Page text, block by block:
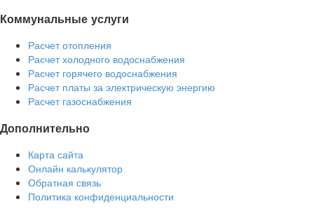
Коммунальные услуги
Расчет отопления
Расчет холодного водоснабжения
Расчет горячего водоснабжения
Расчет платы за электрическую энергию
Расчет газоснабжения
Дополнительно
Карта сайта
Онлайн калькулятор
Обратная связь
Политика конфиденциальности